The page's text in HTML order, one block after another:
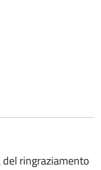
del ringraziamento